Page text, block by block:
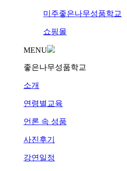
미주좋은나무성품학교
쇼핑몰
MENU
좋은나무성품학교
소개
연령별교육
언론 속 성품
사진후기
강연일정